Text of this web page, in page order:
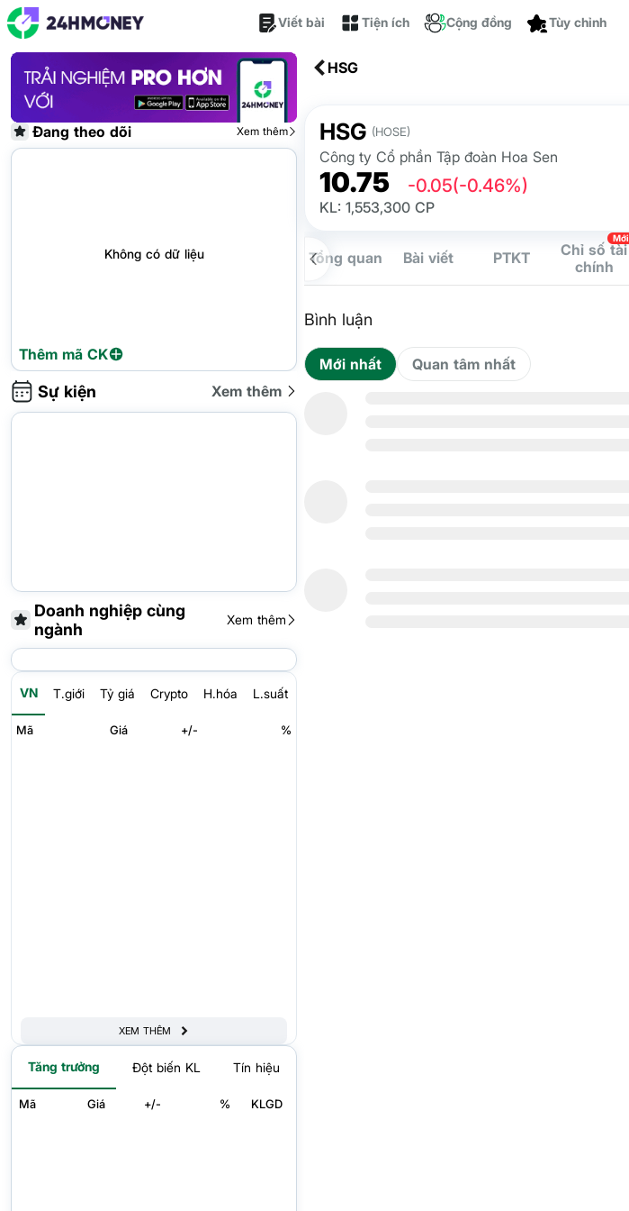
Viết bài Tiện ích Cộng đồng Tùy chỉnh
Đang theo dõi Xem thêm
Không có dữ liệu
Thêm mã CK
Sự kiện Xem thêm
Doanh nghiệp cùng
ngành
Xem thêm
VN T.giới Tỷ giá Crypto H.hóa L.suất
Mã Giá +/- %
XEM THÊM
Tăng trưởng Đột biến KL Tín hiệu
Mã Giá +/- % KLGD
HSG
HSG (HOSE)
Công ty Cổ phần Tập đoàn Hoa Sen
10.75 -0.05(-0.46%)
KL: 1,553,300 CP
Tổng quan Bài viết PTKT
Chỉ số tài
chính
Mới
Bình luận
Quan tâm nhất
Mới nhất